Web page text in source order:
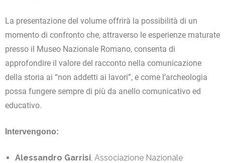
La presentazione del volume offrirà la possibilità di un
momento di confronto che, attraverso le esperienze maturate
presso il Museo Nazionale Romano, consenta di
approfondire il valore del racconto nella comunicazione
della storia ai “non addetti ai lavori”, e come l’archeologia
possa fungere sempre di più da anello comunicativo ed
educativo.
Intervengono:
Alessandro Garrisi, Associazione Nazionale